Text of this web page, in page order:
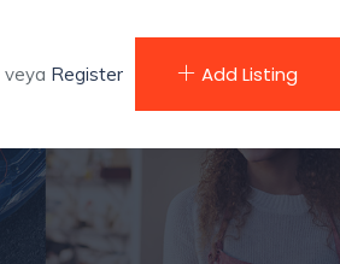
veya Register Add Listing